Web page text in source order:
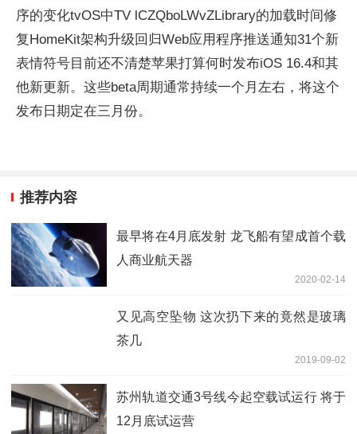
序的变化tvOS中TV lCZQboLWvZLibrary的加载时间修
复HomeKit架构升级回归Web应用程序推送通知31个新
表情符号目前还不清楚苹果打算何时发布iOS 16.4和其
他新更新。这些beta周期通常持续一个月左右，将这个
发布日期定在三月份。
推荐内容
最早将在4月底发射 龙飞船有望成首个载
人商业航天器
2020-02-14
又见高空坠物 这次扔下来的竟然是玻璃
茶几
2019-09-02
苏州轨道交通3号线今起空载试运行 将于
12月底试运营